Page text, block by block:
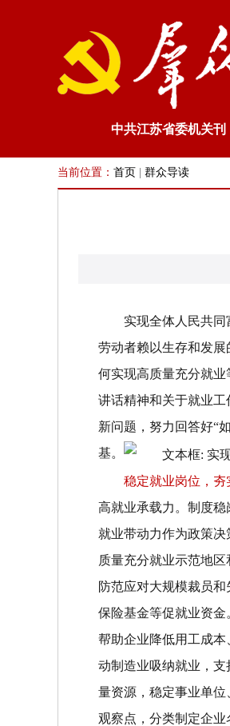
中共江苏省委机关
当前位置： 首页 群众导读
实现全体人民共
劳动者赖以生存和发
何实现高质量充分就
讲话精神和关于就业
新问题，努力回答好“
基。
稳定就业岗位，夯
高就业承载力。 制度稳
就业带动力作为政策
质量充分就业示范地
防范应对大规模裁员
保险基金等促就业资
帮助企业降低用工成
动制造业吸纳就业，
量资源，稳定事业单位
观察点，分类制定企